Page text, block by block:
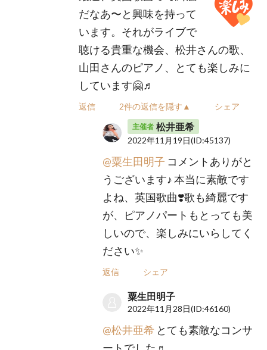
だなあ〜と興味を持って
います。それがライブで
聴ける貴重な機会、松井さんの歌、
山田さんのピアノ、とても楽しみに
しています🤗♬
返信 2件の返信を隠す▲ シェア
主催者 松井亜希
2022年11月19日(ID:45137)
@粟生田明子 コメントありがと
うございます♪ 本当に素敵です
よね、英国歌曲❣️歌も綺麗です
が、ピアノパートもとっても美
しいので、楽しみにいらしてく
ださい✨
返信 シェア
粟生田明子
2022年11月28日(ID:46160)
@松井亜希 とても素敵なコンサ